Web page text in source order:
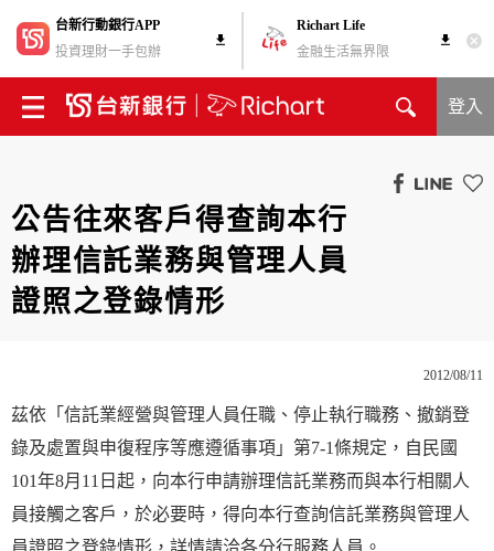
台新行動銀行APP
投資理財一手包辦
Richart Life
金融生活無界限
登入
公告往來客戶得查詢本行
辦理信託業務與管理人員
證照之登錄情形
2012/08/11
茲依「信託業經營與管理人員任職、停止執行職務、撤銷登
錄及處置與申復程序等應遵循事項」第7-1條規定，自民國
101年8月11日起，向本行申請辦理信託業務而與本行相關人
員接觸之客戶，於必要時，得向本行查詢信託業務與管理人
員證照之登錄情形，詳情請洽各分行服務人員。